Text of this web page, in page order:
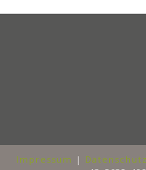
Impressum | Datenschutz